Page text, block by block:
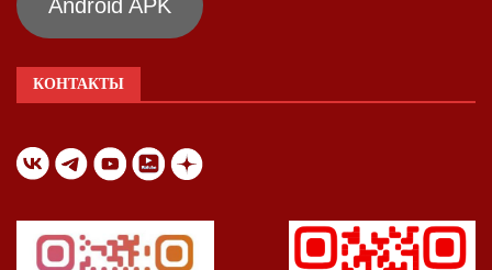
Android APK
КОНТАКТЫ